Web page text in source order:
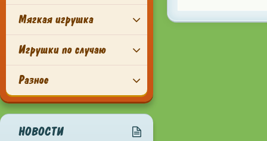
Мягкая игрушка
Игрушки по случаю
Разное
НОВОСТИ